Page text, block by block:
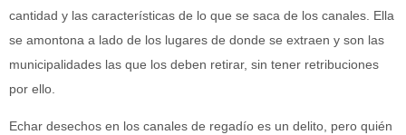
cantidad y las características de lo que se saca de los canales. Ella
se amontona a lado de los lugares de donde se extraen y son las
municipalidades las que los deben retirar, sin tener retribuciones
por ello.
Echar desechos en los canales de regadío es un delito, pero quién